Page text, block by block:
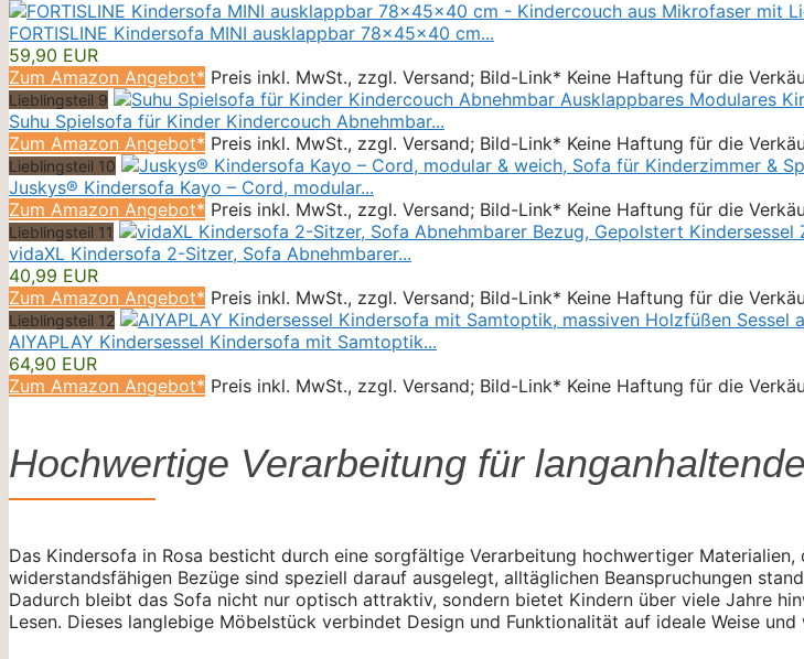
FORTISLINE Kindersofa MINI ausklappbar 78x45x40 cm...
59,90 EUR
Zum Amazon Angebot* Preis inkl. MwSt., zzgl. Versand; Bild-Link* Keine Haftung für die
Lieblingsteil 9
Suhu Spielsofa für Kinder Kindercouch Abnehmbar...
Zum Amazon Angebot* Preis inkl. MwSt., zzgl. Versand; Bild-Link* Keine Haftung für die
Lieblingsteil 10
Juskys® Kindersofa Kayo – Cord, modular...
Zum Amazon Angebot* Preis inkl. MwSt., zzgl. Versand; Bild-Link* Keine Haftung für die
Lieblingsteil 11
vidaXL Kindersofa 2-Sitzer, Sofa Abnehmbarer...
40,99 EUR
Zum Amazon Angebot* Preis inkl. MwSt., zzgl. Versand; Bild-Link* Keine Haftung für die
Lieblingsteil 12
AIYAPLAY Kindersessel Kindersofa mit Samtoptik...
64,90 EUR
Zum Amazon Angebot* Preis inkl. MwSt., zzgl. Versand; Bild-Link* Keine Haftung für die
Hochwertige Verarbeitung für
Das Kindersofa in Rosa besticht durch eine sorgfältige Verarbeitung hochwertiger
widerstandsfähigen Bezüge sind speziell darauf ausgelegt, alltäglichen Beanspruchungen
Dadurch bleibt das Sofa nicht nur optisch attraktiv, sondern bietet Kindern über viele Jahre
Lesen. Dieses langlebige Möbelstück verbindet Design und Funktionalität auf ideale Weise